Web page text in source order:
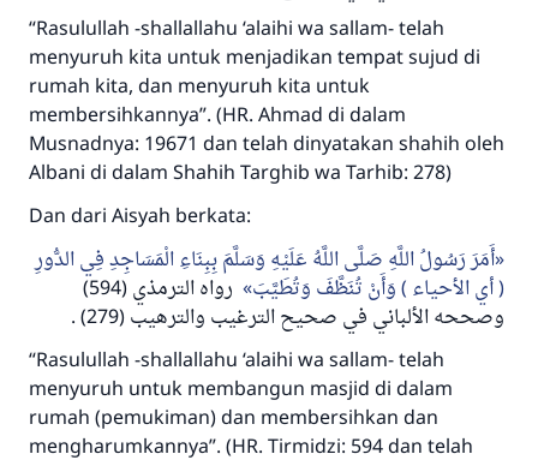
“Rasulullah -shallallahu ‘alaihi wa sallam- telah
menyuruh kita untuk menjadikan tempat sujud di
rumah kita, dan menyuruh kita untuk
membersihkannya”. (HR. Ahmad di dalam
Musnadnya: 19671 dan telah dinyatakan shahih oleh
Albani di dalam Shahih Targhib wa Tarhib: 278)
Dan dari Aisyah berkata:
أَمَرَ رَسُولُ اللَّهِ صَلَّى اللَّهُ عَلَيْهِ وَسَلَّمَ بِبِنَاءِ الْمَسَاجِدِ فِي الدُّورِ
( أي الأحياء ) وَأَنْ تُنَظَّفَ وَتُطَيَّبَ
رواه الترمذي (594)
وصححه الألباني في صحيح الترغيب والترهيب (279) .
“Rasulullah -shallallahu ‘alaihi wa sallam- telah
menyuruh untuk membangun masjid di dalam
rumah (pemukiman) dan membersihkan dan
mengharumkannya”. (HR. Tirmidzi: 594 dan telah